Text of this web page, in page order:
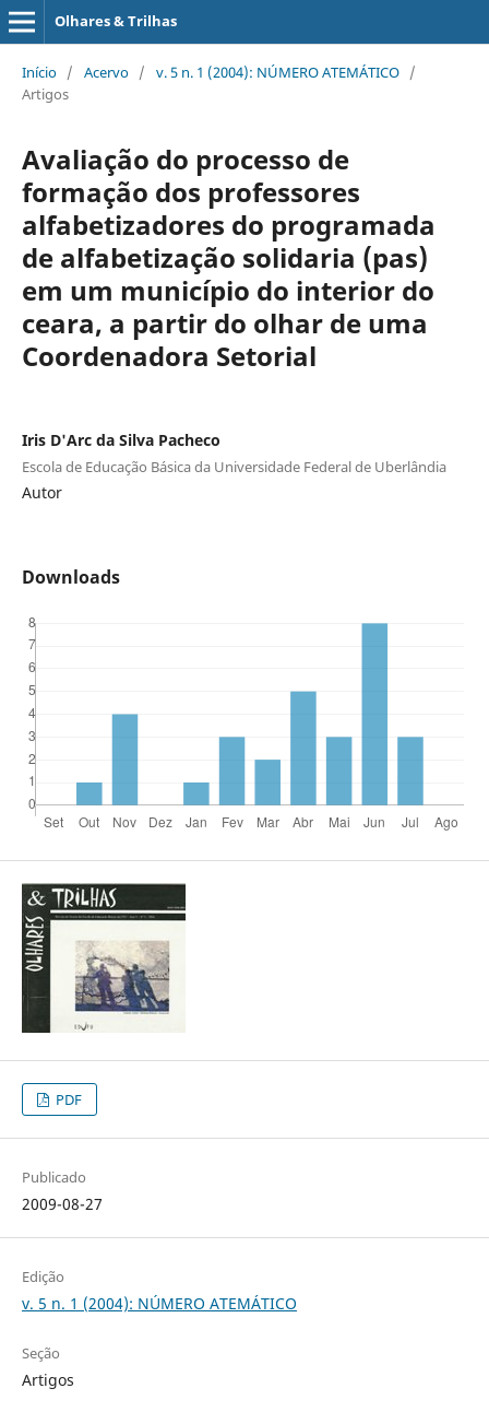
Olhares & Trilhas
Início / Acervo / v. 5 n. 1 (2004): NÚMERO ATEMÁTICO /
Artigos
Avaliação do processo de
formação dos professores
alfabetizadores do programada
de alfabetização solidaria (pas)
em um município do interior do
ceara, a partir do olhar de uma
Coordenadora Setorial
Iris D'Arc da Silva Pacheco
Escola de Educação Básica da Universidade Federal de Uberlândia
Autor
Downloads
PDF
Publicado
2009-08-27
Edição
v. 5 n. 1 (2004): NÚMERO ATEMÁTICO
Seção
Artigos